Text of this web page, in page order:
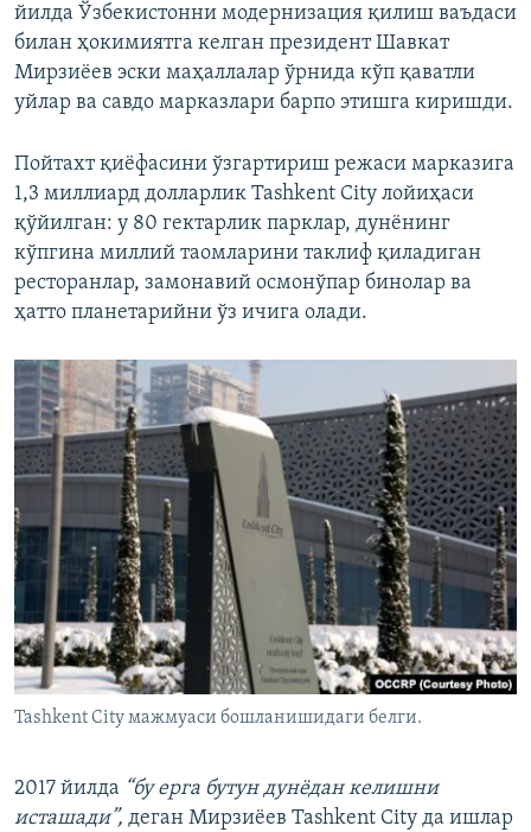
йилда Ўзбекистонни модернизация қилиш ваъдаси
билан ҳокимиятга келган президент Шавкат
Мирзиёев эски маҳаллалар ўрнида кўп қаватли
уйлар ва савдо марказлари барпо этишга киришди.
Пойтахт қиёфасини ўзгартириш режаси марказига
1,3 миллиард долларлик Tashkent City лойиҳаси
қўйилган: у 80 гектарлик парклар, дунёнинг
кўпгина миллий таомларини таклиф қиладиган
ресторанлар, замонавий осмонўпар бинолар ва
ҳатто планетарийни ўз ичига олади.
Tashkent City мажмуаси бошланишидаги белги.
2017 йилда “бу ерга бутун дунёдан келишни
исташади”, деган Мирзиёев Tashkent City да ишлар